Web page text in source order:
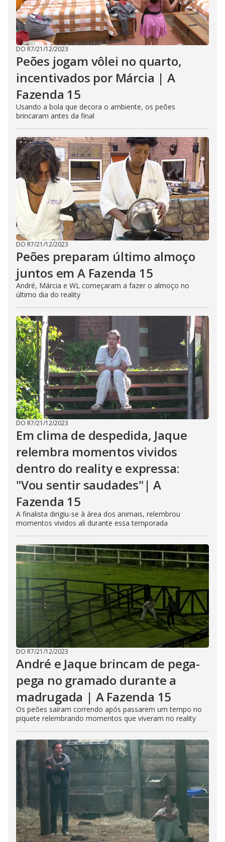
DO R7/21/12/2023
Peões jogam vôlei no quarto,
incentivados por Márcia | A
Fazenda 15
Usando a bola que decora o ambiente, os peões
brincaram antes da final
DO R7/21/12/2023
Peões preparam último almoço
juntos em A Fazenda 15
André, Márcia e WL começaram a fazer o almoço no
último dia do reality
DO R7/21/12/2023
Em clima de despedida, Jaque
relembra momentos vividos
dentro do reality e expressa:
"Vou sentir saudades"| A
Fazenda 15
A finalista dirigiu-se à área dos animais, relembrou
momentos vividos ali durante essa temporada
DO R7/21/12/2023
André e Jaque brincam de pega-
pega no gramado durante a
madrugada | A Fazenda 15
Os peões saíram correndo após passarem um tempo no
piquete relembrando momentos que viveram no reality